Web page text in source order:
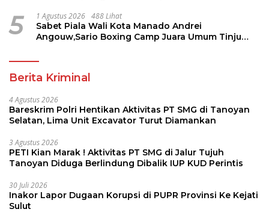
5 1 Agustus 2026 488 Lihat
Sabet Piala Wali Kota Manado Andrei
Angouw,Sario Boxing Camp Juara Umum Tinju
Berita Kriminal
4 Agustus 2026
Bareskrim Polri Hentikan Aktivitas PT SMG di Tanoyan
Selatan, Lima Unit Excavator Turut Diamankan
3 Agustus 2026
PETI Kian Marak ! Aktivitas PT SMG di Jalur Tujuh
Tanoyan Diduga Berlindung Dibalik IUP KUD Perintis
30 Juli 2026
Inakor Lapor Dugaan Korupsi di PUPR Provinsi Ke Kejati
Sulut